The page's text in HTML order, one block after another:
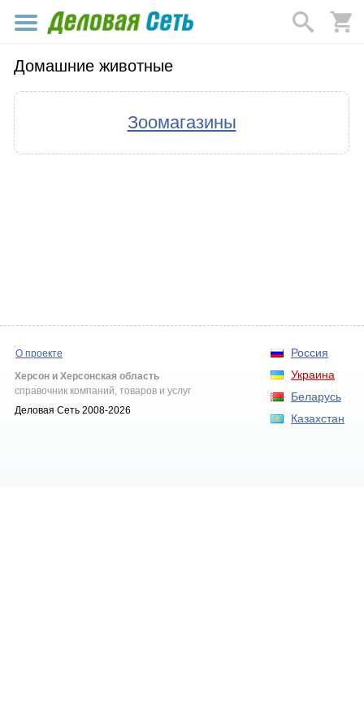
Домашние животные
Зоомагазины
Россия
Украина
Беларусь
Казахстан
О проекте
Херсон и Херсонская область
справочник компаний, товаров и услуг
Деловая Сеть 2008-2026